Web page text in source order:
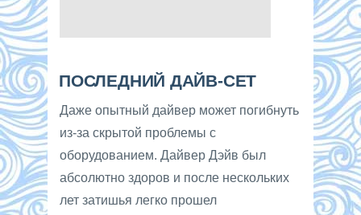
ПОСЛЕДНИЙ ДАЙВ-СЕТ
Даже опытный дайвер может погибнуть
из-за скрытой проблемы с
оборудованием. Дайвер Дэйв был
абсолютно здоров и после нескольких
лет затишья легко прошел